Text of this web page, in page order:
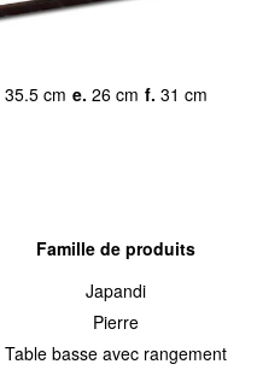
35.5 cm e. 26 cm f. 31 cm
Famille de produits
Japandi
Pierre
Table basse avec rangement